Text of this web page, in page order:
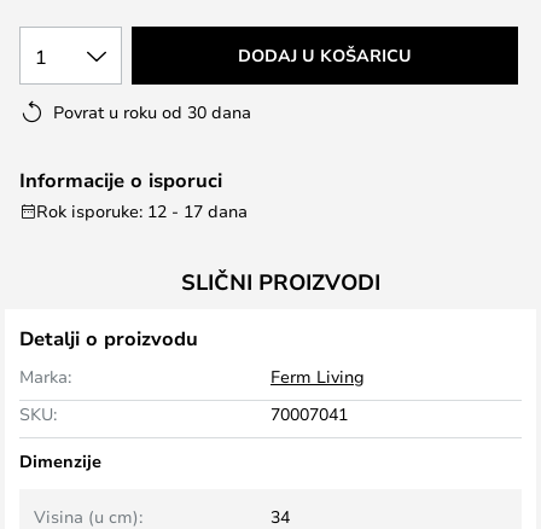
1 DODAJ U KOŠARICU
Povrat u roku od 30 dana
Informacije o isporuci
Rok isporuke: 12 - 17 dana
SLIČNI PROIZVODI
Detalji o proizvodu
Marka:
Ferm Living
SKU:
70007041
Dimenzije
Visina (u cm): 34